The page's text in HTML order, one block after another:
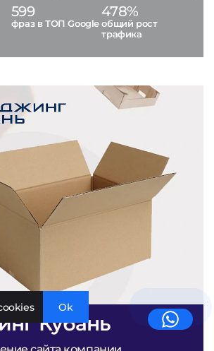
Кубань
599
фраз в ТОП Google
478%
общий рост
трафика
Ok